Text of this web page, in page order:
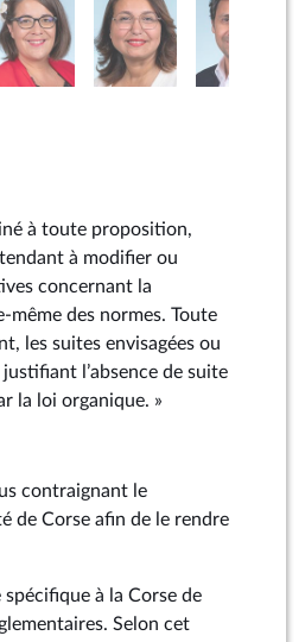
à toute proposition,
à modifier ou
concernant la
des normes. Toute
les suites envisagées ou
l’absence de suite
la loi organique. »
contraignant le
de Corse afin de le rendre
à la Corse de
Selon cet